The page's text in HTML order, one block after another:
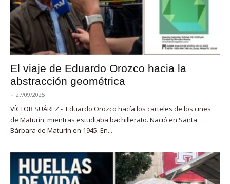
El viaje de Eduardo Orozco hacia la
abstracción geométrica
- 27/09/2025
VÍCTOR SUÁREZ - Eduardo Orozco hacía los carteles de los cines
de Maturín, mientras estudiaba bachillerato. Nació en Santa
Bárbara de Maturín en 1945. En...